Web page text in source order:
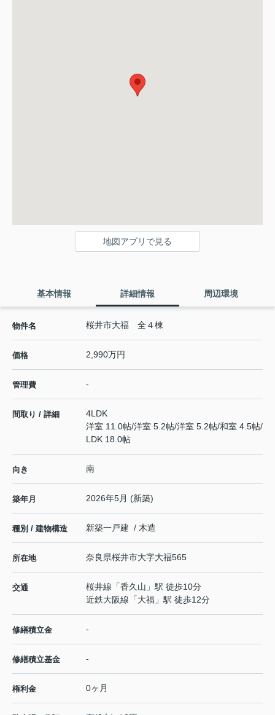
地図アプリで見る
基本情報 詳細情報 周辺環境
物件名 桜井市大福 全４棟
価格 2,990万円
管理費 -
間取り / 詳細
4LDK
洋室 11.0帖/洋室 5.2帖/洋室 5.2帖/和室 4.5帖/
LDK 18.0帖
向き 南
築年月 2026年5月 (新築)
種別 / 建物構造 新築一戸建 / 木造
所在地 奈良県桜井市大字大福565
交通 桜井線 「香久山 」駅 徒歩10分
近鉄大阪線 「大福 」駅 徒歩12分
修繕積立金 -
修繕積立基金 -
権利金 0ヶ月